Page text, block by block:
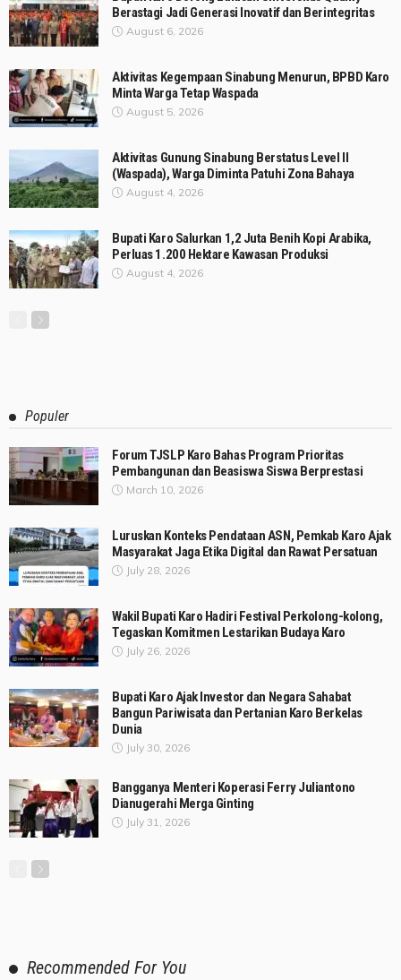
Berastagi Jadi Generasi Inovatif dan Berintegritas
August 6, 2026
Aktivitas Kegempaan Sinabung Menurun, BPBD Karo
Minta Warga Tetap Waspada
August 5, 2026
Aktivitas Gunung Sinabung Berstatus Level II
(Waspada), Warga Diminta Patuhi Zona Bahaya
August 4, 2026
Bupati Karo Salurkan 1,2 Juta Benih Kopi Arabika,
Perluas 1.200 Hektare Kawasan Produksi
August 4, 2026
Populer
Forum TJSLP Karo Bahas Program Prioritas
Pembangunan dan Beasiswa Siswa Berprestasi
March 10, 2026
Luruskan Konteks Pendataan ASN, Pemkab Karo Ajak
Masyarakat Jaga Etika Digital dan Rawat Persatuan
July 28, 2026
Wakil Bupati Karo Hadiri Festival Perkolong-kolong,
Tegaskan Komitmen Lestarikan Budaya Karo
July 26, 2026
Bupati Karo Ajak Investor dan Negara Sahabat
Bangun Pariwisata dan Pertanian Karo Berkelas
Dunia
July 30, 2026
Bangganya Menteri Koperasi Ferry Juliantono
Dianugerahi Merga Ginting
July 31, 2026
Recommended For You